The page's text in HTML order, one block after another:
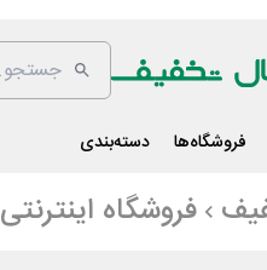
فروشگاه‌ها دسته‌بندی
فروشگاه اینترنتی